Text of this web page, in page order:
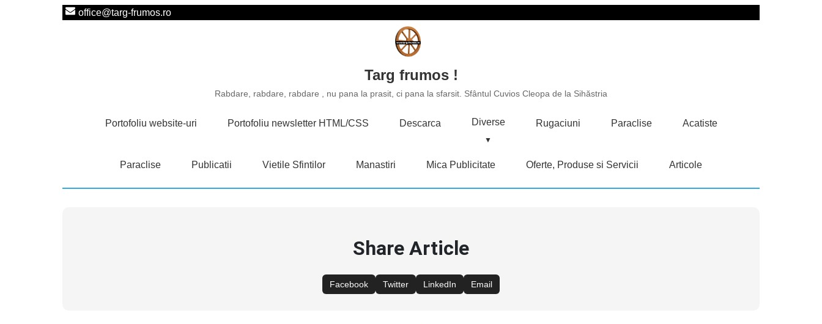
office@targ-frumos.ro
Targ frumos !
Rabdare, rabdare, rabdare , nu pana la prasit, ci pana la sfarsit. Sfântul Cuvios Cleopa de la Sihăstria
Portofoliu website-uri Portofoliu newsletter HTML/CSS Descarca Diverse Rugaciuni Paraclise Acatiste
Paraclise Publicatii Vietile Sfintilor Manastiri Mica Publicitate Oferte, Produse si Servicii Articole
Share Article
Facebook Twitter LinkedIn Email